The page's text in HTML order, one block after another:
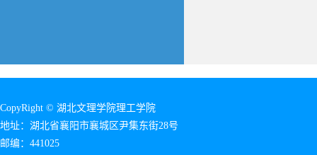
CopyRight © 湖北文理学院理工学院
地址：湖北省襄阳市襄城区尹集东街28号
邮编：441025